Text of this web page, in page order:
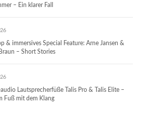
– Ein klarer Fall
& immersives Special Feature: Arne Jansen &
– Short Stories
audio Lautsprecherfüße Talis Pro & Talis Elite –
Fuß mit dem Klang